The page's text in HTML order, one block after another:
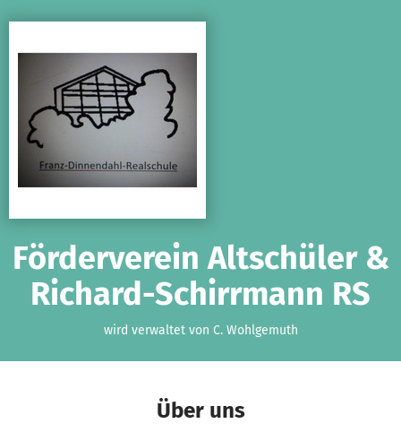
Förderverein Altschüler &
Richard-Schirrmann RS
wird verwaltet von C. Wohlgemuth
Über uns